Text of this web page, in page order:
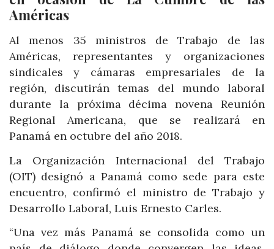
Américas
Al menos 35 ministros de Trabajo de las
Américas, representantes y organizaciones
sindicales y cámaras empresariales de la
región, discutirán temas del mundo laboral
durante la próxima décima novena Reunión
Regional Americana, que se realizará en
Panamá en octubre del año 2018.
La Organización Internacional del Trabajo
(OIT) designó a Panamá como sede para este
encuentro, confirmó el ministro de Trabajo y
Desarrollo Laboral, Luis Ernesto Carles.
“Una vez más Panamá se consolida como un